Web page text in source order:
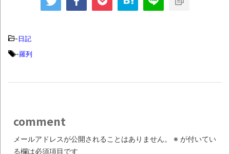
さん（83）、深夜徘
ると思う」とか
ま「引っ越しませ
-日記
-羅列
comment
メールアドレスが公開されることはありません。 ※ が付いてい
る欄は必須項目です